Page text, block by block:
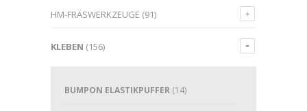
HM-FRÄSWERKZEUGE (91)
KLEBEN (156)
BUMPON ELASTIKPUFFER (14)